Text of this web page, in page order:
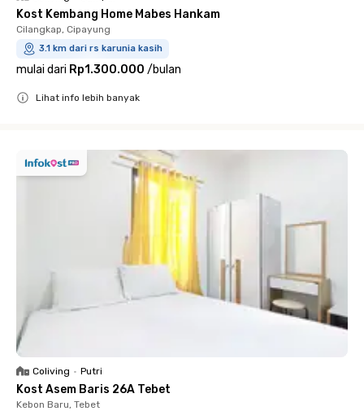
Kost Kembang Home Mabes Hankam
Cilangkap, Cipayung
3.1 km dari rs karunia kasih
mulai dari Rp1.300.000 /bulan
Lihat info lebih banyak
Coliving • Putri
Kost Asem Baris 26A Tebet
Kebon Baru, Tebet